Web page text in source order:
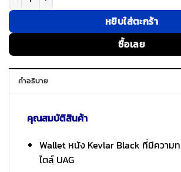
หยิบใส่ตะกร้า
ซื้อเลย
คำอธิบาย
คุณสมบัติสินค้า
Wallet หนัง Kevlar Black ที่มีความ
ไตลฺ์ UAG